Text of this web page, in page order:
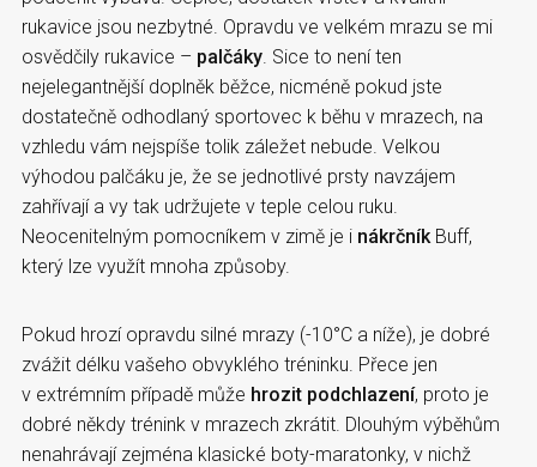
rukavice jsou nezbytné. Opravdu ve velkém mrazu se mi
osvědčily rukavice – palčáky . Sice to není ten
nejelegantnější doplněk běžce, nicméně pokud jste
dostatečně odhodlaný sportovec k běhu v mrazech, na
vzhledu vám nejspíše tolik záležet nebude. Velkou
výhodou palčáku je, že se jednotlivé prsty navzájem
zahřívají a vy tak udržujete v teple celou ruku.
Neocenitelným pomocníkem v zimě je i nákrčník Buff,
který lze využít mnoha způsoby.
Pokud hrozí opravdu silné mrazy (-10°C a níže), je dobré
zvážit délku vašeho obvyklého tréninku. Přece jen
v extrémním případě může hrozit podchlazení, proto je
dobré někdy trénink v mrazech zkrátit. Dlouhým výběhům
nenahrávají zejména klasické boty-maratonky, v nichž